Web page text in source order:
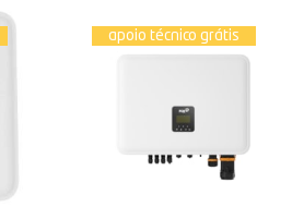
apoio técnico grátis